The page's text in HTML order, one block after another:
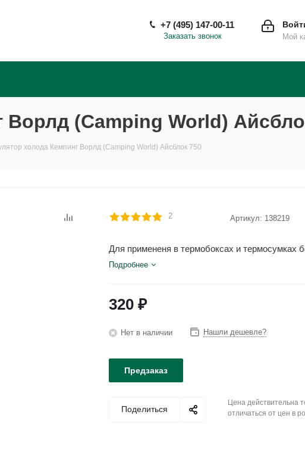
Мой
+7 (495) 147-00-11
Заказать звонок
(Camping World)
холода Кемпинг Ворлд (Camping World) Айсблок 750
2 Артикул: 138219
Для примененя в термобоксах и термосумках
Подробнее
320 ₽
Нет в наличии Нашли дешевле?
Предзаказ
Поделиться
Цена действительна
отличаться от цен в